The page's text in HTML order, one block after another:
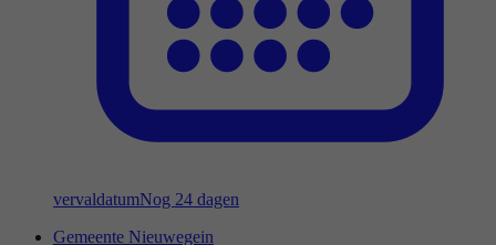
vervaldatumNog 24 dagen
Gemeente Nieuwegein